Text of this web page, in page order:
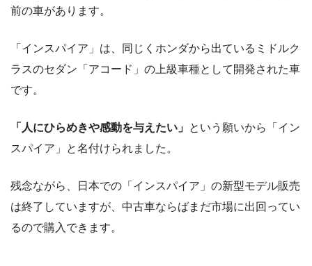
前の車があります。
「インスパイア」は、同じくホンダから出ているミドルク
ラスのセダン「アコード」の上級車種として開発された車
です。
「人にひらめきや感動を与えたい」 という願いから「イン
スパイア」と名付けられました。
残念ながら、日本での「インスパイア」の新型モデル販売
は終了していますが、中古車ならばまだ市場に出回ってい
るので購入できます。